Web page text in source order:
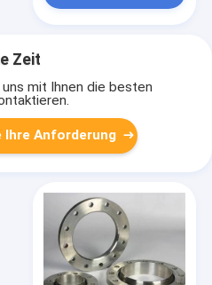
Zeit
mit Ihnen die besten
Ihre Anforderung